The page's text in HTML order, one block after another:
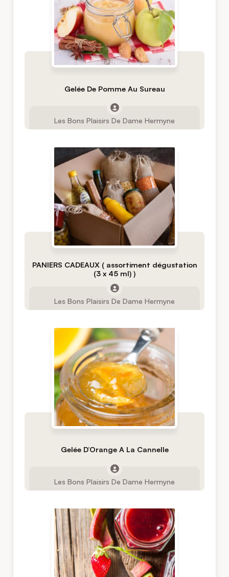
Gelée De Pomme Au Sureau
Les Bons Plaisirs De Dame Hermyne
PANIERS CADEAUX ( assortiment dégustation
(3 x 45 ml) )
Les Bons Plaisirs De Dame Hermyne
Gelée D’Orange A La Cannelle
Les Bons Plaisirs De Dame Hermyne